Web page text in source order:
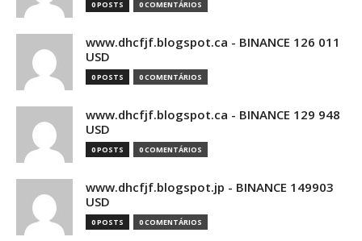
0 POSTS 0 COMENTÁRIOS
www.dhcfjf.blogspot.ca - BINANCE 126 011
USD
0 POSTS 0 COMENTÁRIOS
www.dhcfjf.blogspot.ca - BINANCE 129 948
USD
0 POSTS 0 COMENTÁRIOS
www.dhcfjf.blogspot.jp - BINANCE 149903
USD
0 POSTS 0 COMENTÁRIOS